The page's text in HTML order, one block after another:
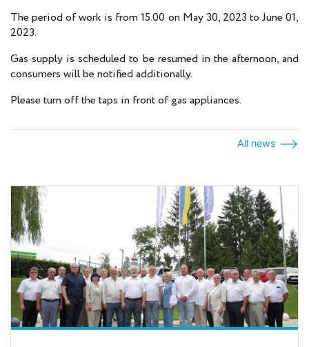
The period of work is from 15.00 on May 30, 2023 to June 01,
2023.
Gas supply is scheduled to be resumed in the afternoon, and
consumers will be notified additionally.
Please turn off the taps in front of gas appliances.
All news